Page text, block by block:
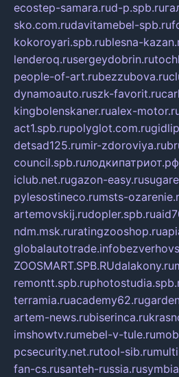
ecostep-samara.rud-p.spb.ru
sko.com.rudavitamebel-spb.ru
kokoroyari.spb.rublesna-
lenderoq.rusergeydobrin.ru
people-of-art.rubezzubova.ru
dynamoauto.ruszk-favorit.ru
kingbolenskaner.rualex-
act1.spb.rupolyglot.com.ru
detsad125.rumir-zdoroviya.ru
council.spb.ruлодкипатриот.рф
iclub.net.rugazon-easy.ru
pylesostineco.rumsts-
artemovskij.rudopler.spb.ru
ndm.msk.ruratingzooshop.ru
globalautotrade.info
ZOOSMART.SPB.RUdalakony.ru
remontt.spb.ru
terramia.ruacademy62.ru
artem-news.rubiserinca.ru
imshowtv.rumebel-v-tule.ru
pcsecurity.net.rutool-sib.ru
fan-cs.rusanteh-russia.ru